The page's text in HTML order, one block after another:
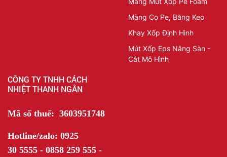
Màng Co Pe, Băng Keo
Khay Xốp Định Hình
Mút Xốp Eps Nâng Sàn -
Cắt Mô Hình
CÔNG TY TNHH CÁCH
NHIỆT THANH NGÂN
Mã số thuế: 3603951748
Hotline/zalo: 0925
30 5555 - 0858 259 555 -